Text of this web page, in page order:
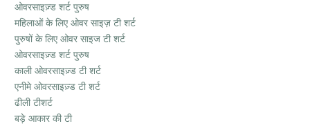
ओवरसाइज़्ड शर्ट पुरुष
महिलाओं के लिए ओवर साइज़ टी शर्ट
पुरुषों के लिए ओवर साइज टी शर्ट
ओवरसाइज़्ड शर्ट पुरुष
काली ओवरसाइज़्ड टी शर्ट
एनीमे ओवरसाइज़्ड टी शर्ट
ढीली टीशर्ट
बड़े आकार की टी